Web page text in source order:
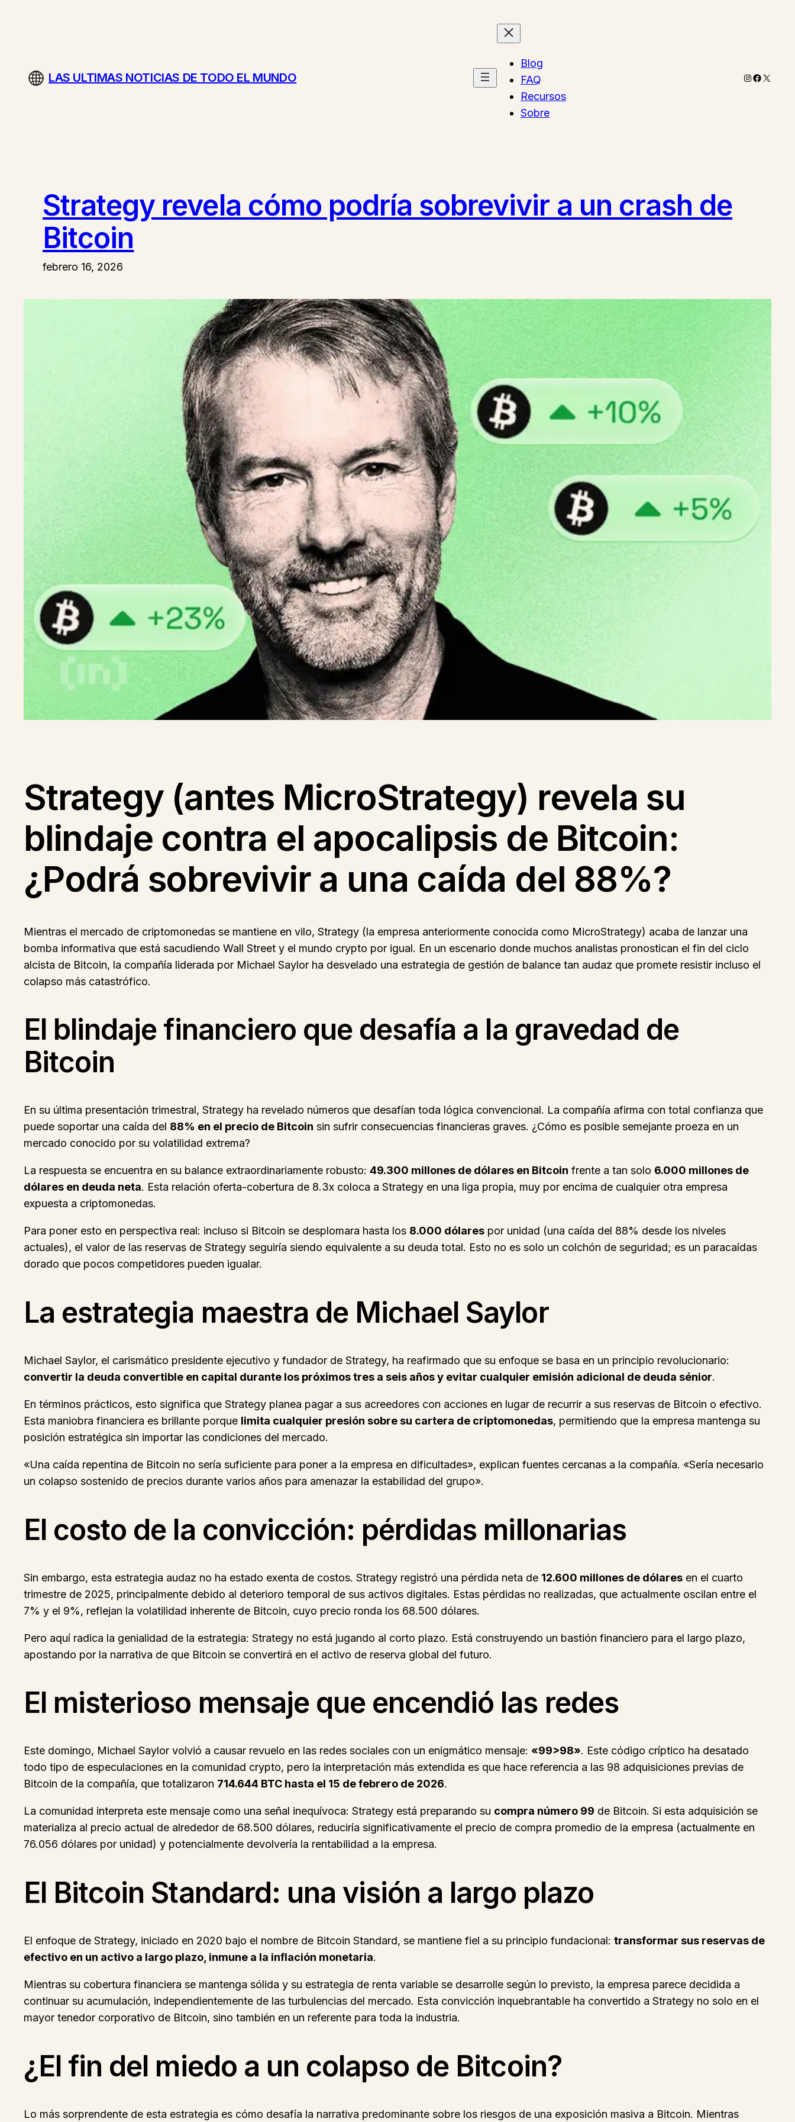
LAS ULTIMAS NOTICIAS DE TODO EL MUNDO
Blog
FAQ
Recursos
Sobre
Instagram
X
Strategy revela cómo podría sobrevivir a un crash de
Bitcoin
febrero 16, 2026
Strategy (antes MicroStrategy) revela su
blindaje contra el apocalipsis de Bitcoin:
¿Podrá sobrevivir a una caída del 88%?
Mientras el mercado de criptomonedas se mantiene en vilo, Strategy (la empresa anteriormente conocida como MicroStrategy) acaba de lanzar una
bomba informativa que está sacudiendo Wall Street y el mundo crypto por igual. En un escenario donde muchos analistas pronostican el fin del ciclo
alcista de Bitcoin, la compañía liderada por Michael Saylor ha desvelado una estrategia de gestión de balance tan audaz que promete resistir incluso el
colapso más catastrófico.
El blindaje financiero que desafía a la gravedad de
Bitcoin
En su última presentación trimestral, Strategy ha revelado números que desafían toda lógica convencional. La compañía afirma con total confianza que
puede soportar una caída del 88% en el precio de Bitcoin sin sufrir consecuencias financieras graves. ¿Cómo es posible semejante proeza en un
mercado conocido por su volatilidad extrema?
La respuesta se encuentra en su balance extraordinariamente robusto: 49.300 millones de dólares en Bitcoin frente a tan solo 6.000 millones de
dólares en deuda neta. Esta relación oferta-cobertura de 8.3x coloca a Strategy en una liga propia, muy por encima de cualquier otra empresa
expuesta a criptomonedas.
Para poner esto en perspectiva real: incluso si Bitcoin se desplomara hasta los 8.000 dólares por unidad (una caída del 88% desde los niveles
actuales), el valor de las reservas de Strategy seguiría siendo equivalente a su deuda total. Esto no es solo un colchón de seguridad; es un paracaídas
dorado que pocos competidores pueden igualar.
La estrategia maestra de Michael Saylor
Michael Saylor, el carismático presidente ejecutivo y fundador de Strategy, ha reafirmado que su enfoque se basa en un principio revolucionario:
convertir la deuda convertible en capital durante los próximos tres a seis años y evitar cualquier emisión adicional de deuda sénior.
En términos prácticos, esto significa que Strategy planea pagar a sus acreedores con acciones en lugar de recurrir a sus reservas de Bitcoin o efectivo.
Esta maniobra financiera es brillante porque limita cualquier presión sobre su cartera de criptomonedas, permitiendo que la empresa mantenga su
posición estratégica sin importar las condiciones del mercado.
«Una caída repentina de Bitcoin no sería suficiente para poner a la empresa en dificultades», explican fuentes cercanas a la compañía. «Sería necesario
un colapso sostenido de precios durante varios años para amenazar la estabilidad del grupo».
El costo de la convicción: pérdidas millonarias
Sin embargo, esta estrategia audaz no ha estado exenta de costos. Strategy registró una pérdida neta de 12.600 millones de dólares en el cuarto
trimestre de 2025, principalmente debido al deterioro temporal de sus activos digitales. Estas pérdidas no realizadas, que actualmente oscilan entre el
7% y el 9%, reflejan la volatilidad inherente de Bitcoin, cuyo precio ronda los 68.500 dólares.
Pero aquí radica la genialidad de la estrategia: Strategy no está jugando al corto plazo. Está construyendo un bastión financiero para el largo plazo,
apostando por la narrativa de que Bitcoin se convertirá en el activo de reserva global del futuro.
El misterioso mensaje que encendió las redes
Este domingo, Michael Saylor volvió a causar revuelo en las redes sociales con un enigmático mensaje: «99>98». Este código críptico ha desatado
todo tipo de especulaciones en la comunidad crypto, pero la interpretación más extendida es que hace referencia a las 98 adquisiciones previas de
Bitcoin de la compañía, que totalizaron 714.644 BTC hasta el 15 de febrero de 2026.
La comunidad interpreta este mensaje como una señal inequívoca: Strategy está preparando su compra número 99 de Bitcoin. Si esta adquisición se
materializa al precio actual de alrededor de 68.500 dólares, reduciría significativamente el precio de compra promedio de la empresa (actualmente en
76.056 dólares por unidad) y potencialmente devolvería la rentabilidad a la empresa.
El Bitcoin Standard: una visión a largo plazo
El enfoque de Strategy, iniciado en 2020 bajo el nombre de Bitcoin Standard, se mantiene fiel a su principio fundacional: transformar sus reservas de
efectivo en un activo a largo plazo, inmune a la inflación monetaria.
Mientras su cobertura financiera se mantenga sólida y su estrategia de renta variable se desarrolle según lo previsto, la empresa parece decidida a
continuar su acumulación, independientemente de las turbulencias del mercado. Esta convicción inquebrantable ha convertido a Strategy no solo en el
mayor tenedor corporativo de Bitcoin, sino también en un referente para toda la industria.
¿El fin del miedo a un colapso de Bitcoin?
Lo más sorprendente de esta estrategia es cómo desafía la narrativa predominante sobre los riesgos de una exposición masiva a Bitcoin. Mientras